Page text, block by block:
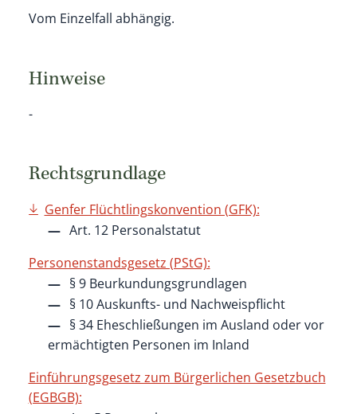
Vom Einzelfall abhängig.
Hinweise
-
Rechtsgrundlage
Genfer Flüchtlingskonvention (GFK):
Art. 12 Personalstatut
Personenstandsgesetz (PStG):
§ 9 Beurkundungsgrundlagen
§ 10 Auskunfts- und Nachweispflicht
§ 34 Eheschließungen im Ausland oder vor
ermächtigten Personen im Inland
Einführungsgesetz zum Bürgerlichen Gesetzbuch
(EGBGB):